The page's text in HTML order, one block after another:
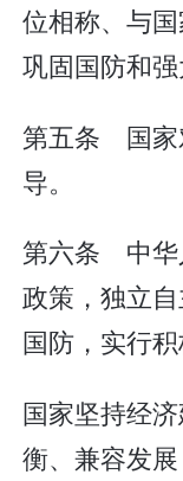
位相称、与
巩固国防和强
第五条 国家
导。
第六条 中华
政策，独立
国防，实行积
国家坚持经
衡、兼容发